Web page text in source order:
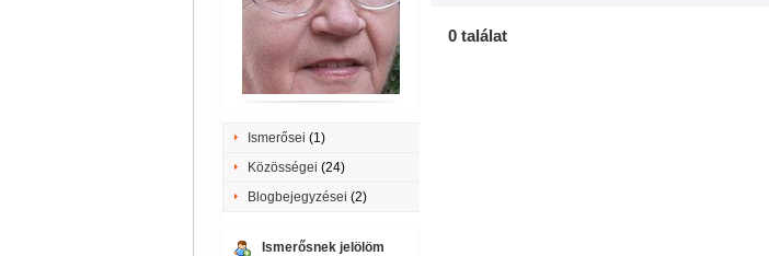
Ismerősei (1)
Közösségei (24)
Blogbejegyzései (2)
Ismerősnek jelölöm
0 találat